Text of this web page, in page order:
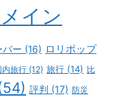
イン
バー (16) ロリポップ
内旅行 (12) 旅行 (14) 比
評判 (17) 防災